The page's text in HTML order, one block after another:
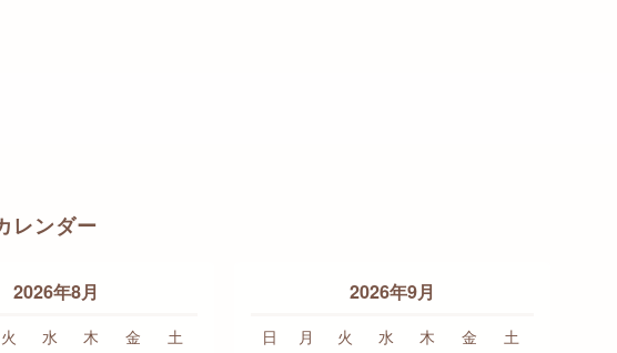
レンダー
2026年8月
火 水 木 金
土
2026年9月
日 月 火 水 木 金
土